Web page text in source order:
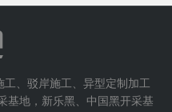
、驳岸施工、异型定制加工
基地，新乐黑、中国黑开采基